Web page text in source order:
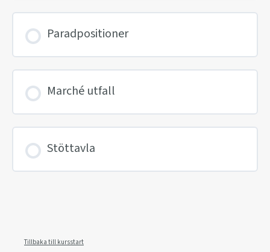
Paradpositioner
Marché utfall
Stöttavla
Tillbaka till kursstart